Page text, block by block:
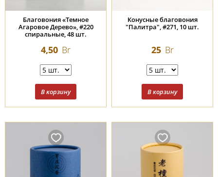
Благовония «Темное
Агаровое Дерево», #220
спиральные, 48 шт.
4,50 Br
Конусные благовония
"Палитра", #271, 10 шт.
25 Br